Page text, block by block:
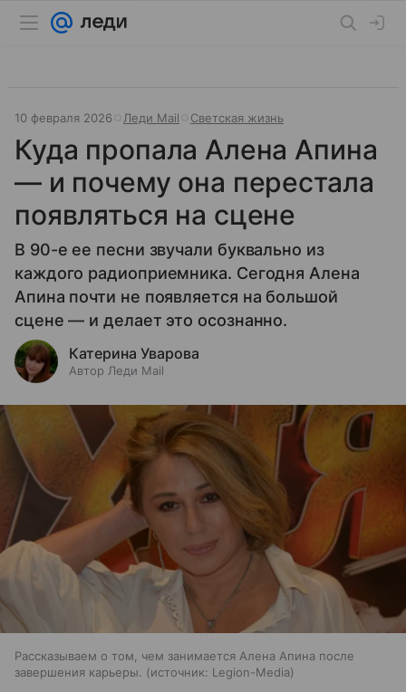
10 февраля 2026 Леди Mail Светская жизнь
Куда пропала Алена Апина
— и почему она перестала
появляться на сцене
В 90-е ее песни звучали буквально из
каждого радиоприемника. Сегодня Алена
Апина почти не появляется на большой
сцене — и делает это осознанно.
Катерина Уварова
Автор Леди Mail
Рассказываем о том, чем занимается Алена Апина после
завершения карьеры.
источник: Legion-Media